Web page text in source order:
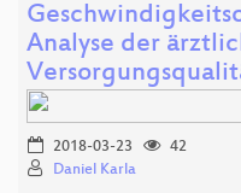
Analyse der
2018-03-23
42
Daniel Karla